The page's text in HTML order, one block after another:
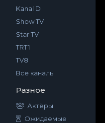
Kanal D
Show TV
Star TV
TRT1
TV8
Все каналы
Разное
Актёры
Ожидаемые